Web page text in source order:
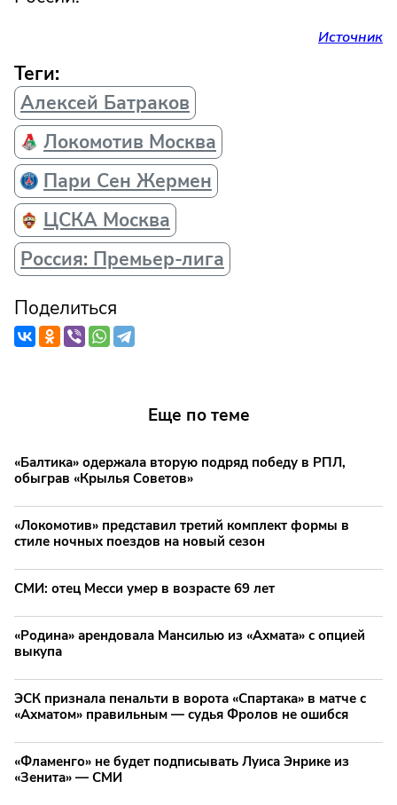
Источник
Теги:
Алексей Батраков
Локомотив Москва
Пари Сен Жермен
ЦСКА Москва
Россия: Премьер-лига
Поделиться
Еще по теме
«Балтика» одержала вторую подряд победу в РПЛ,
обыграв «Крылья Советов»
«Локомотив» представил третий комплект формы в
стиле ночных поездов на новый сезон
СМИ: отец Месси умер в возрасте 69 лет
«Родина» арендовала Мансилью из «Ахмата» с опцией
выкупа
ЭСК признала пенальти в ворота «Спартака» в матче с
«Ахматом» правильным — судья Фролов не ошибся
«Фламенго» не будет подписывать Луиса Энрике из
«Зенита» — СМИ